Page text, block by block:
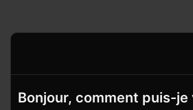
Bonjour, comment puis-je